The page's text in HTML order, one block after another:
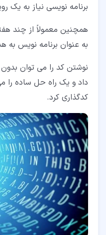
برنامه نویسی نیاز به یک
همچنین معمولاً از چند
به عنوان برنامه نویس
نوشتن کد را می توان
داد و یک راه حل ساده
کدگذاری کرد.